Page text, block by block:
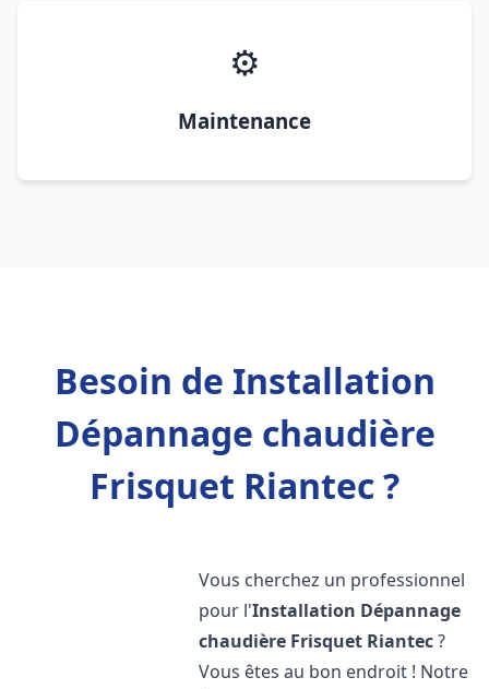
⚙️
Maintenance
Besoin de Installation
Dépannage chaudière
Frisquet Riantec ?
Vous cherchez un professionnel
pour l'Installation Dépannage
chaudière Frisquet Riantec?
Vous êtes au bon endroit ! Notre